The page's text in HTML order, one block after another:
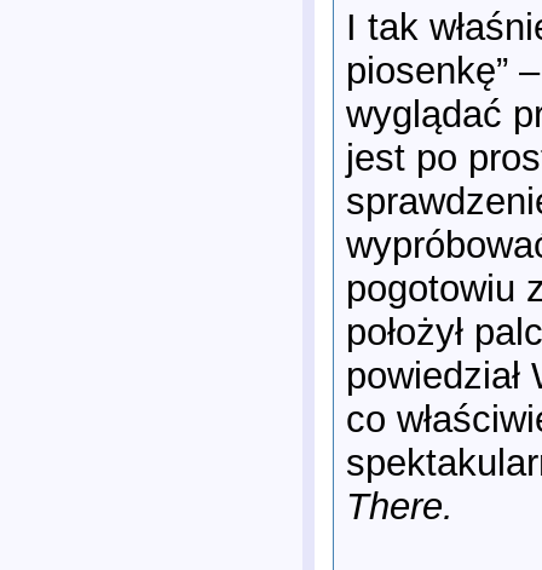
I tak
piosenkę”
wyglądać
jest po
pogotowiu
położył
powiedział
co
There.